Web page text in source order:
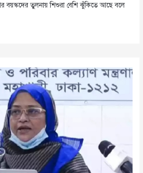
বয়স্কদের তুলনায় শিশুরা বেশি ঝুঁকিতে আছে বলে